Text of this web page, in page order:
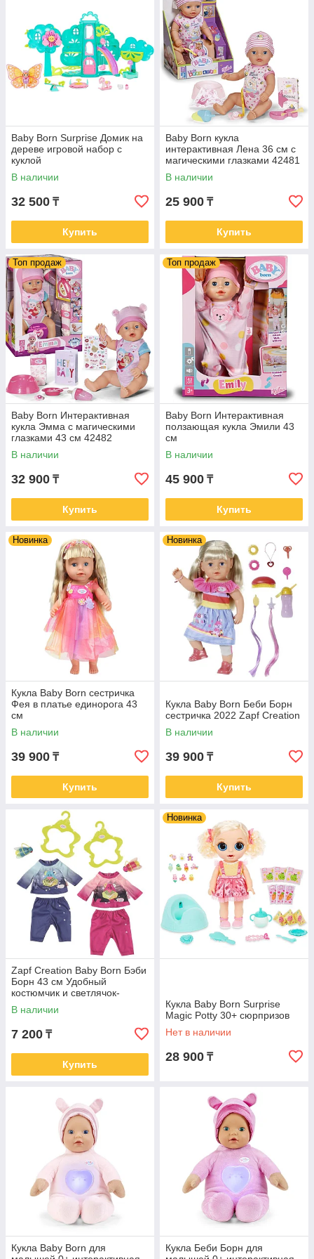
Baby Born Surprise Домик на
дереве игровой набор с
куклой
В наличии
32 500 ₸
Купить
Baby Born кукла
интерактивная Лена 36 см с
магическими глазками 42481
В наличии
25 900 ₸
Купить
Топ продаж
Baby Born Интерактивная
кукла Эмма с магическими
глазками 43 см 42482
В наличии
32 900 ₸
Купить
Топ продаж
Baby Born Интерактивная
ползающая кукла Эмили 43
см
В наличии
45 900 ₸
Купить
Новинка
Кукла Baby Born сестричка
Фея в платье единорога 43
см
В наличии
39 900 ₸
Купить
Новинка
Кукла Baby Born Беби Борн
сестричка 2022 Zapf Creation
В наличии
39 900 ₸
Купить
Zapf Creation Baby Born Бэби
Борн 43 см Удобный
костюмчик и светлячок-
ночник
В наличии
7 200 ₸
Купить
Новинка
Кукла Baby Born Surprise
Magic Potty 30+ сюрпризов
Нет в наличии
28 900 ₸
Кукла Baby Born для
Кукла Беби Борн для